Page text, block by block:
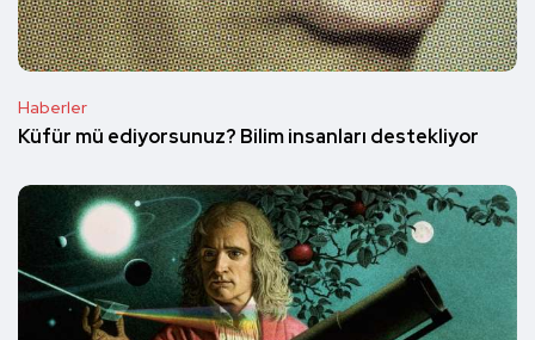
Haberler
Küfür mü ediyorsunuz? Bilim insanları destekliyor